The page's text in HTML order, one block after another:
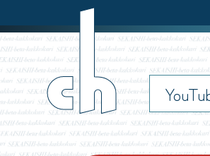
ch